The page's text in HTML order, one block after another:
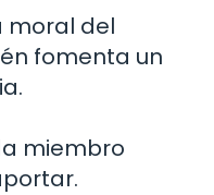
moral del
fomenta un
miembro